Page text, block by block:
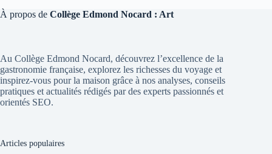
À propos de Collège Edmond Nocard : Art
Au Collège Edmond Nocard, découvrez l’excellence de la
gastronomie française, explorez les richesses du voyage et
inspirez-vous pour la maison grâce à nos analyses, conseils
pratiques et actualités rédigés par des experts passionnés et
orientés SEO.
Articles populaires